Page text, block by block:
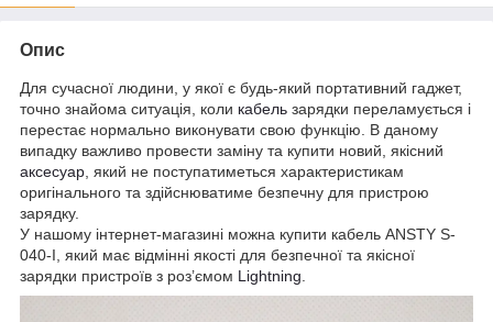
Опис
Для сучасної людини, у якої є будь-який портативний гаджет,
точно знайома ситуація, коли кабель зарядки переламується і
перестає нормально виконувати свою функцію. В даному
випадку важливо провести заміну та купити новий, якісний
аксесуар , який не поступатиметься характеристикам
оригінального та здійснюватиме безпечну для пристрою
зарядку.
У нашому інтернет-магазині можна купити кабель ANSTY S-
040-I, який має відмінні якості для безпечної та якісної
зарядки пристроїв з роз’ємом Lightning